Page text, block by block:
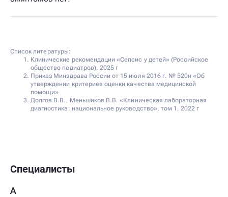
Список литературы:
Клинические рекомендации «Сепсис у детей» (Российское
общество педиатров), 2025 г
Приказ Минздрава России от 15 июля 2016 г. № 520н «Об
утверждении критериев оценки качества медицинской
помощи»
Долгов В.В., Меньшиков В.В. «Клиническая лабораторная
диагностика: национальное руководство», том 1, 2022 г
Специалисты
А